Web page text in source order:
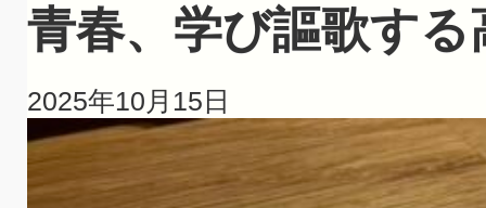
青春、学び謳歌す
2025年10月15日